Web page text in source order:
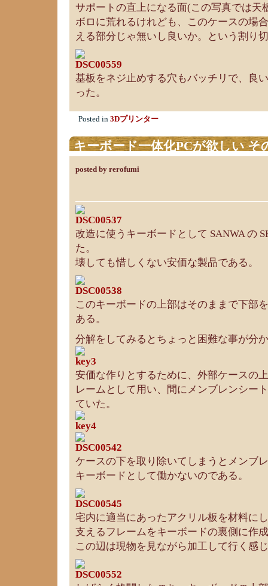
サポートの直上になる面(この写真では天
ボロに荒れるけれども、このケースの場
える部分じゃ無いし良いか。という割り
基板をネジ止めする穴もバッチリで、良
った。
Posted in 3Dプリンター
キーボード一体化PCが欲しい そ
posted by rerofumi
改造に使うキーボードとして SANWA の
た。
壊しても惜しくない安価な製品である。
このキーボードの上部はそのままで下部
ある。
分解をしてみるとちょっと困難な事が分
安価な作りとするために、外部ケースの
レームとして用い、間にメンブレンシー
ていた。
ケースの下を取り除いてしまうとメンブ
キーボードとして働かないのである。
宅内に適当にあったアクリル板を材料に
支えるフレームをキーボードの裏側に作
この辺は現物を見ながら加工して行く感